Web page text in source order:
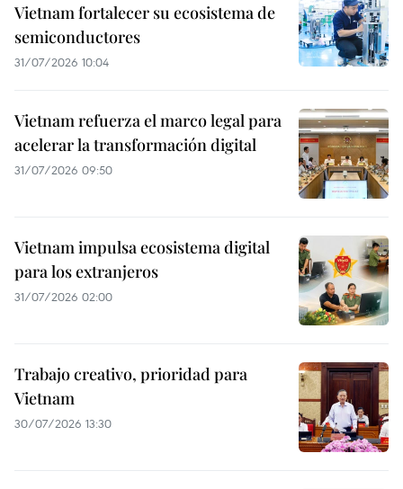
Vietnam fortalecer su ecosistema de
semiconductores
31/07/2026 10:04
Vietnam refuerza el marco legal para
acelerar la transformación digital
31/07/2026 09:50
Vietnam impulsa ecosistema digital
para los extranjeros
31/07/2026 02:00
Trabajo creativo, prioridad para
Vietnam
30/07/2026 13:30